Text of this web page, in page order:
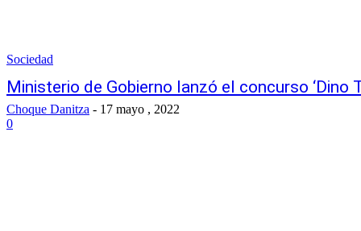
Sociedad
Ministerio de Gobierno lanzó el concurso ‘Dino
Choque Danitza - 17 mayo , 2022
0